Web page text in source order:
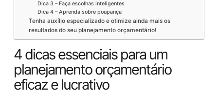
Dica 3 – Faça escolhas inteligentes
Dica 4 – Aprenda sobre poupança
Tenha auxílio especializado e otimize ainda mais os
resultados do seu planejamento orçamentário!
4 dicas essenciais para um
planejamento orçamentário
eficaz e lucrativo